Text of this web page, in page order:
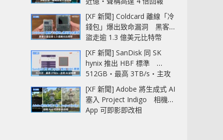
[XF 新聞] Coldcard 離線「冷
錢包」爆出致命漏洞 黑客已
盜走逾 1.3 億美元比特幣
[XF 新聞] SanDisk 同 SK
hynix 推出 HBF 標準
512GB‧最高 3TB/s‧主攻
AI 記憶體
[XF 新聞] Adobe 將生成式 AI
塞入 Project Indigo 相機
App 可即影即改相